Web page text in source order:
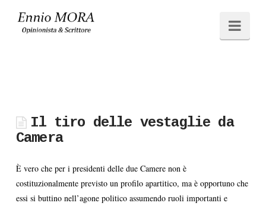
Ennio
Il tiro delle vestaglie da
Camera
È vero che per i presidenti delle due Camere non è
costituzionalmente previsto un profilo apartitico, ma è opportuno che
essi si buttino nell’agone politico assumendo ruoli importanti e